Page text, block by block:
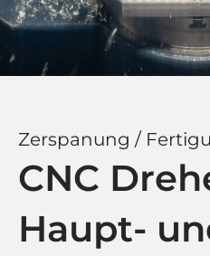
Zerspanung /
CNC
Haupt-